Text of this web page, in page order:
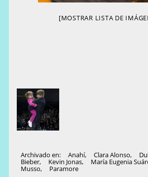
[MOSTRAR LISTA DE
Archivado en: Anahí, Clara Alonso,
Bieber, Kevin Jonas, María Eugenia
Musso, Paramore